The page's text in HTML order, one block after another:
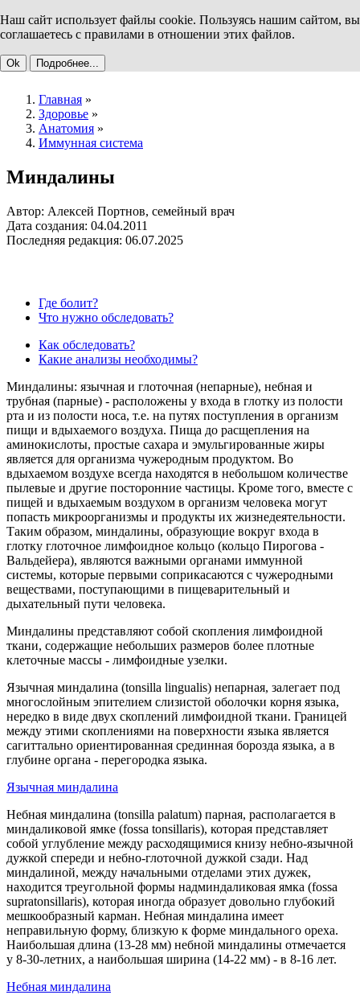
Наш сайт использует файлы cookie. Пользуясь нашим сайтом, вы
соглашаетесь с правилами в отношении этих файлов.
Ok Подробнее...
Главная »
Здоровье »
Анатомия »
Иммунная система
Миндалины
Автор: Алексей Портнов, семейный врач
Дата создания: 04.04.2011
Последняя редакция: 06.07.2025
Где болит?
Что нужно обследовать?
Как обследовать?
Какие анализы необходимы?
Миндалины: язычная и глоточная (непарные), небная и
трубная (парные) - расположены у входа в глотку из полости
рта и из полости носа, т.е. на путях поступления в организм
пищи и вдыхаемого воздуха. Пища до расщепления на
аминокислоты, простые сахара и эмульгированные жиры
является для организма чужеродным продуктом. Во
вдыхаемом воздухе всегда находятся в небольшом количестве
пылевые и другие посторонние частицы. Кроме того, вместе с
пищей и вдыхаемым воздухом в организм человека могут
попасть микроорганизмы и продукты их жизнедеятельности.
Таким образом, миндалины, образующие вокруг входа в
глотку глоточное лимфоидное кольцо (кольцо Пирогова -
Вальдейера), являются важными органами иммунной
системы, которые первыми соприкасаются с чужеродными
веществами, поступающими в пищеварительный и
дыхательный пути человека.
Миндалины представляют собой скопления лимфоидной
ткани, содержащие небольших размеров более плотные
клеточные массы - лимфоидные узелки.
Язычная миндалина (tonsilla lingualis) непарная, залегает под
многослойным эпителием слизистой оболочки корня языка,
нередко в виде двух скоплений лимфоидной ткани. Границей
между этими скоплениями на поверхности языка является
сагиттально ориентированная срединная борозда языка, а в
глубине органа - перегородка языка.
Язычная миндалина
Небная миндалина (tonsilla palatum) парная, располагается в
миндаликовой ямке (fossa tonsillaris), которая представляет
собой углубление между расходящимися книзу небно-язычной
дужкой спереди и небно-глоточной дужкой сзади. Над
миндалиной, между начальными отделами этих дужек,
находится треугольной формы надминдаликовая ямка (fossa
supratonsillaris), которая иногда образует довольно глубокий
мешкообразный карман. Небная миндалина имеет
неправильную форму, близкую к форме миндального ореха.
Наибольшая длина (13-28 мм) небной миндалины отмечается
у 8-30-летних, а наибольшая ширина (14-22 мм) - в 8-16 лет.
Небная миндалина